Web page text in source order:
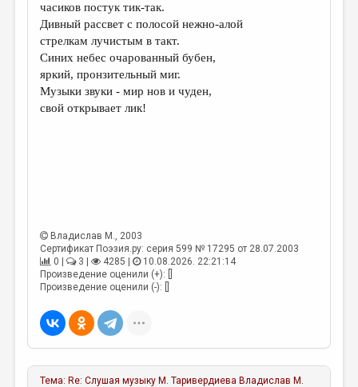
ОБЗОР ЛИТЕРАТУРЫ
СТРАНИЦЫ ПАМЯТИ
ОБЪЯВЛЕНИЯ
КОЛОНКА РЕДАКТОРА
ЛИТЕРАТУРОВЕДЕНИЕ
КУЛЬТУРОВЕДЕНИЕ
ПУБЛИЦИСТИКА
РЕЦЕНЗИРОВАНИЕ
ЦИКЛЫ ПУБЛИКАЦИЙ
ТРЕДИАКОВСКИЙ
часиков постук тик-так.
Дивный рассвет с полосой нежно-алой
стрелкам лучистым в такт.
Синих небес очарованный бубен,
яркий, пронзительный миг.
Музыки звуки - мир нов и чуден,
свой открывает лик!
Владислав М., 2003
Сертификат Поэзия.ру: серия 599 № 17295 от 28.07.2003
0 |
3 | 4285 |
10.08.2026. 22:21:14
Произведение оценили (+): []
Произведение оценили (-): []
Тема: Re: Слушая музыку М. Таривердиева Владислав М.